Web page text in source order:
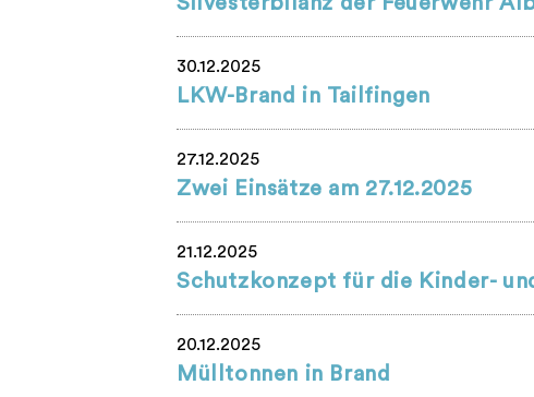
30.12.2025
LKW-Brand in Tailfingen
27.12.2025
Zwei Einsätze am 27.12.2025
21.12.2025
Schutzkonzept für die Kinder-
20.12.2025
Mülltonnen in Brand